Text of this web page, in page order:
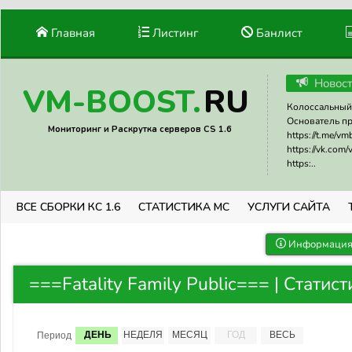
Главная Листинг Банлист
VM-BOOST.RU
Мониторинг и Раскрутка серверов CS 1.6
Основатель
https://t.me/
https://vk.com/
https:..
ВСЕ СБОРКИ КС 1.6 СТАТИСТИКА МС УСЛУГИ САЙТА
===Fatality Family Public=== |
Период ДЕНЬ НЕДЕЛЯ МЕСЯЦ ГОД ВЕСЬ